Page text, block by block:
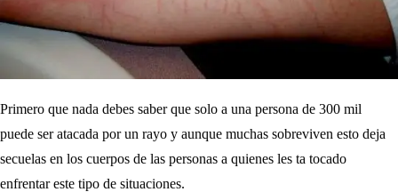
Primero que nada debes saber que solo a una persona de 300 mil
puede ser atacada por un rayo y aunque muchas sobreviven esto deja
secuelas en los cuerpos de las personas a quienes les ta tocado
enfrentar este tipo de situaciones.